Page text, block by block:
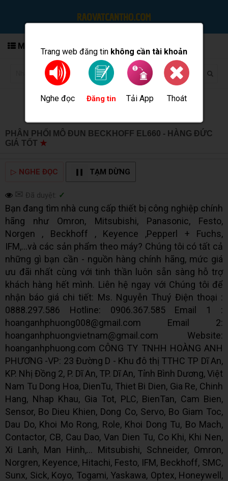
Trang web đăng tin không cần tài khoản
Nghe đọc Đăng tin Tải App Thoát
MENU
PHÂN PHỐI MÔ ĐUN BECKHOFF EL660 - HÀNG ĐỨC
GIÁ TỐT ★
▷ NGHE ĐỌC TẠM DỪNG
✉ Đã duyệt: ✓
Bạn đang tìm nhà cung cấp thiết bị công nghiệp chính
hãng như Omron, Mitsubishi, Panasonic, Festo,
Norgen , Beckhoff , Keyence ,Pepperl + Fuchs,
IFM,...và các sản phẩm theo máy? Chúng tôi có tất cả
những gì bạn cần - nguồn hàng chính hãng, mức giá
ưu đãi nhất cùng với tinh thần luôn sẵn sàng hỗ trợ
khách hàng hết mình. Liên hệ ngay với Chúng tôi để
nhận báo giá chi tiết: Ms. Nguyễn Thuý Điện thoại :
0888.297.586 Hotline: 0906.367.585 Email 1 :
hoanganhphuong008@gmail.com Email 2:
hoanganhphuongvietnam@gmail.com Website:
hoanganhphuong.com CÔNG TY TNHH HOÀNG ANH
PHƯƠNG -VP: 23 Đường D - Khu đô thị TTHC TP Dĩ An,
KP. Nhị Đồng 2, P. Dĩ An, TP. Dĩ An, Tỉnh Bình Dương, Việt
Nam Tu Dong Hoa, DienTu, Thiet Bi Dien, Gia Re, Chinh
Hang, Nhap Khau, Gia Tot, PLC, BienTan, Cam Bien,
Sensor, Bo Dieu Khien, Dong Co, Servo, Bo Giam Toc,
Dau Do, Khoi Mo Rong, Role, Khoi Dong Tu, Bo Mach,
Contactor, CB, Cau Dao, Van Dien Tu, Co Khi, Khi Nen,
Xi Lanh, Man Hinh,... Mitsubishi, Schneider, Omron,
Norgren, Keyence, Hitachi, Festo, IFM, Beckhoff, SMC,
Sunx, Sick, Koyo, Togami, Yaskawa, Optex, Honeywell,